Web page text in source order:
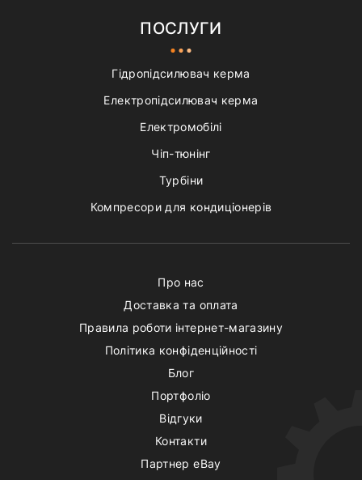
ПОСЛУГИ
Гідропідсилювач керма
Електропідсилювач керма
Електромобілі
Чіп-тюнінг
Турбіни
Компресори для кондиціонерів
Про нас
Доставка та оплата
Правила роботи інтернет-магазину
Політика конфіденційності
Блог
Портфоліо
Відгуки
Контакти
Партнер eBay